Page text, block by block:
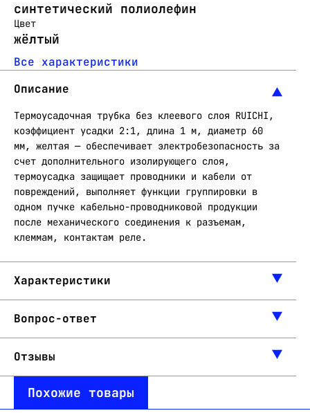
синтетический полиолефин
Цвет
жёлтый
Все характеристики
Описание
Термоусадочная трубка без клеевого слоя RUICHI,
коэффициент усадки 2:1, длина 1 м, диаметр 60
мм, желтая — обеспечивает электробезопасность за
счет дополнительного изолирующего слоя,
термоусадка защищает проводники и кабели от
повреждений, выполняет функции группировки в
одном пучке кабельно-проводниковой продукции
после механического соединения к разъемам,
клеммам, контактам реле.
Характеристики
Вопрос-ответ
Отзывы
Похожие товары